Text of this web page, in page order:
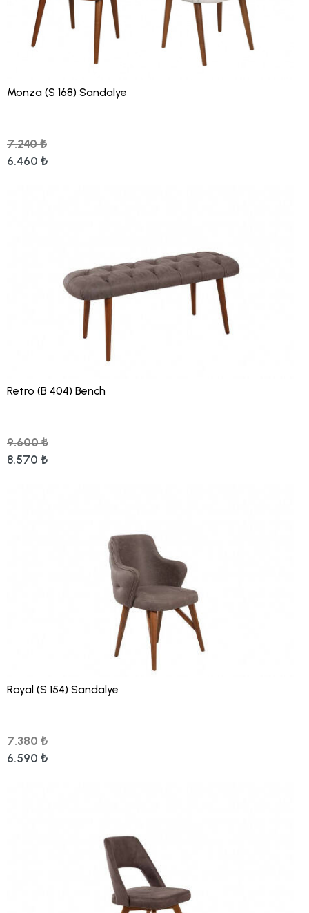
Monza (S 168) Sandalye
7.240 ₺
6.460 ₺
Retro (B 404) Bench
9.600 ₺
8.570 ₺
Royal (S 154) Sandalye
7.380 ₺
6.590 ₺